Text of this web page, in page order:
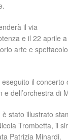
il via
e il 22 aprile
arte e
il
e dell’orchestra di
stato illustrato
Trombetta, il
Patrizia Minardi.